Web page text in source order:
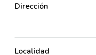
Dirección
Localidad